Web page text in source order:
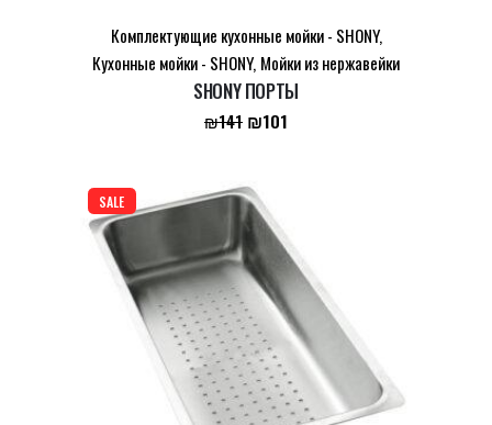
Комплектующие кухонные мойки - SHONY,
Кухонные мойки - SHONY, Мойки из нержавейки
SHONY ПОРТЫ
₪141 Первоначальная
₪141.
₪101
SALE